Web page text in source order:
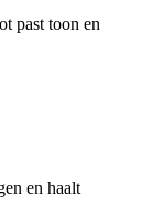
past toon en
en haalt